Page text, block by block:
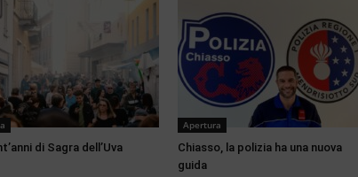
di Sagra dell’Uva
Apertura
Chiasso, la polizia ha una nuova
guida